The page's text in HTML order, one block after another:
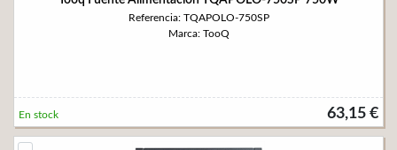
Referencia: TQAPOLO-750SP
Marca: TooQ
63,15 €
En stock